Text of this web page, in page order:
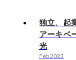
独立、起
アーキベ
光
Feb 2023